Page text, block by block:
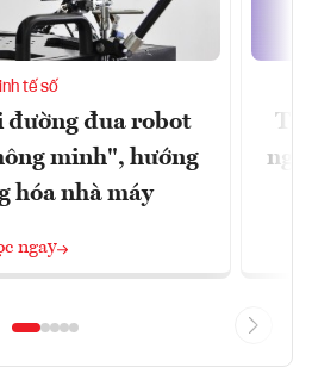
tế số
đường đua robot
minh", hướng
hóa nhà máy
ngay